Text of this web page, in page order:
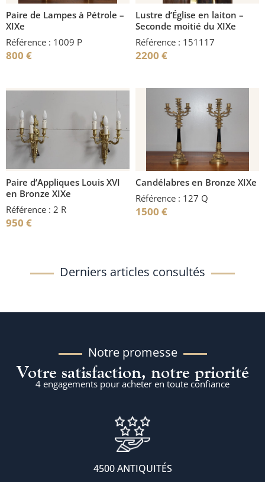
Paire de Lampes à Pétrole –
XIXe
Référence : 1009 P
800 €
Lustre d’Église en laiton –
Seconde moitié du XIXe
Référence : 151117
2200 €
Paire d’Appliques Louis XVI
en Bronze XIXe
Référence : 2 R
950 €
Candélabres en Bronze XIXe
Référence : 127 Q
1500 €
Derniers articles consultés
Notre promesse
Votre satisfaction, notre priorité
4 engagements pour acheter en toute confiance
4500 ANTIQUITÉS